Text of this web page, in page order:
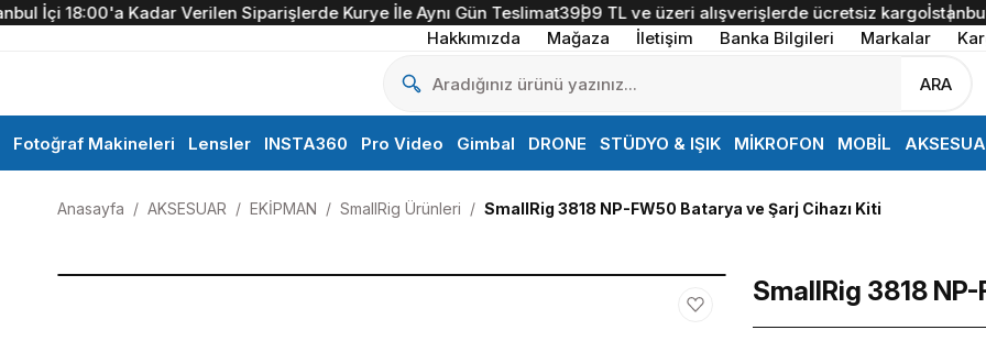
18:00'a Kadar Verilen Siparişlerde Kurye İle Aynı Gün Teslimat3999 TL ve üzeri alışverişlerde ücretsiz kargoİstanbul İçi
Hakkımızda
Mağaza İletişim Banka Bilgileri Markalar
ARA
Fotoğraf Makineleri Lensler INSTA360 Pro Video Gimbal DRONE STÜDYO & IŞIK MİKROFON MOBİL
Anasayfa AKSESUAR EKİPMAN SmallRig Ürünleri SmallRig 3818 NP-FW50 Batarya ve Şarj Cihazı Kiti
SmallRig 3818